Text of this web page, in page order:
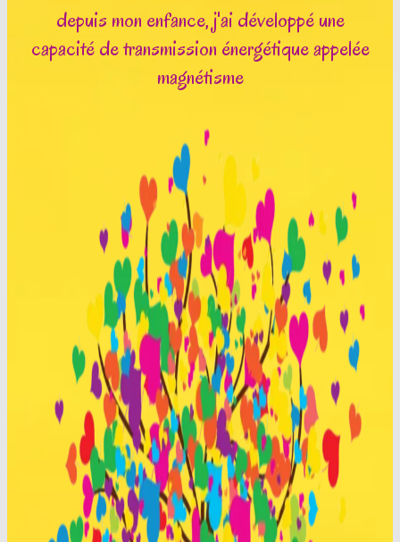
depuis mon enfance, j'ai développé une
capacité de transmission énergétique appelée
magnétisme